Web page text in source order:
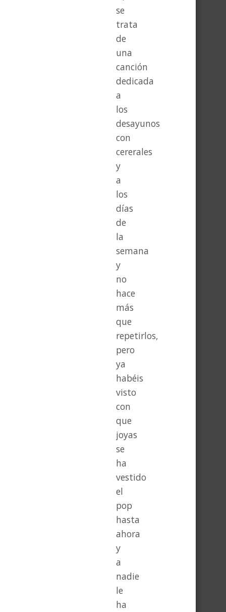
se
trata
de
una
canción
dedicada
a
los
desayunos
con
cererales
y
a
los
días
de
la
semana
y
no
hace
más
que
repetirlos,
pero
ya
habéis
visto
con
que
joyas
se
ha
vestido
el
pop
hasta
ahora
y
a
nadie
le
ha